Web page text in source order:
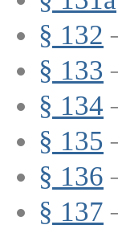
§ 132
§ 133
§ 134
§ 135
§ 136
§ 137